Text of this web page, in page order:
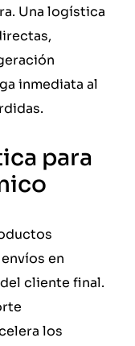
Una logística
inmediata al
para
en
cliente final.
los